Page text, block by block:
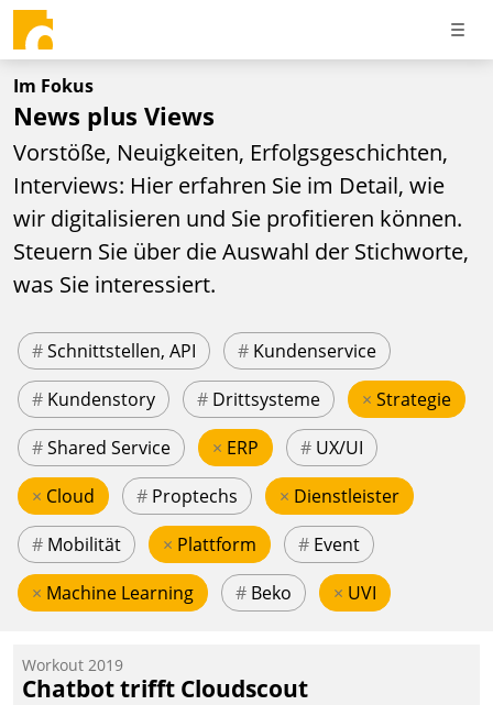
Im Fokus
News plus Views
Vorstöße, Neuigkeiten, Erfolgsgeschichten,
Interviews: Hier erfahren Sie im Detail, wie
wir digitalisieren und Sie profitieren können.
Steuern Sie über die Auswahl der Stichworte,
was Sie interessiert.
#Schnittstellen, API # Kundenservice
# Kundenstory # Drittsysteme × Strategie
#Shared Service × ERP # UX/UI
× Cloud # Proptechs × Dienstleister
# Mobilität × Plattform # Event
× Machine Learning # Beko × UVI
Workout 2019
Chatbot trifft Cloudscout